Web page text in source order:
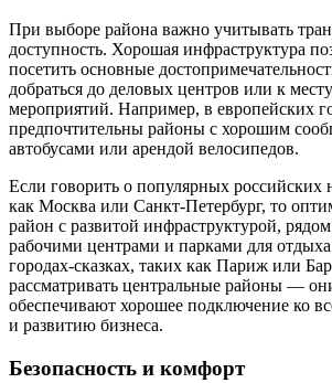
При выборе района важно учитывать
доступность. Хорошая инфраструктура
посетить основные
добраться до деловых центров или к
мероприятий. Например, в европейских
предпочтительны районы с хорошим
автобусами или арендой велосипедов.
Если говорить о популярных российских
как Москва или Санкт-Петербург, то
район с развитой инфраструктурой,
рабочими центрами и парками для
городах-сказках, таких как Париж или
рассматривать центральные районы —
обеспечивают хорошее подключение ко
и развитию бизнеса.
Безопасность и комфорт